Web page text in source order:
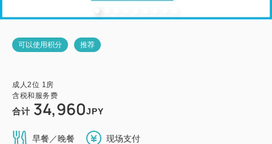
可以使用积分 推荐
成人2位 1房
含税和服务费
合计 34,960JPY
早餐／晚餐 现场支付